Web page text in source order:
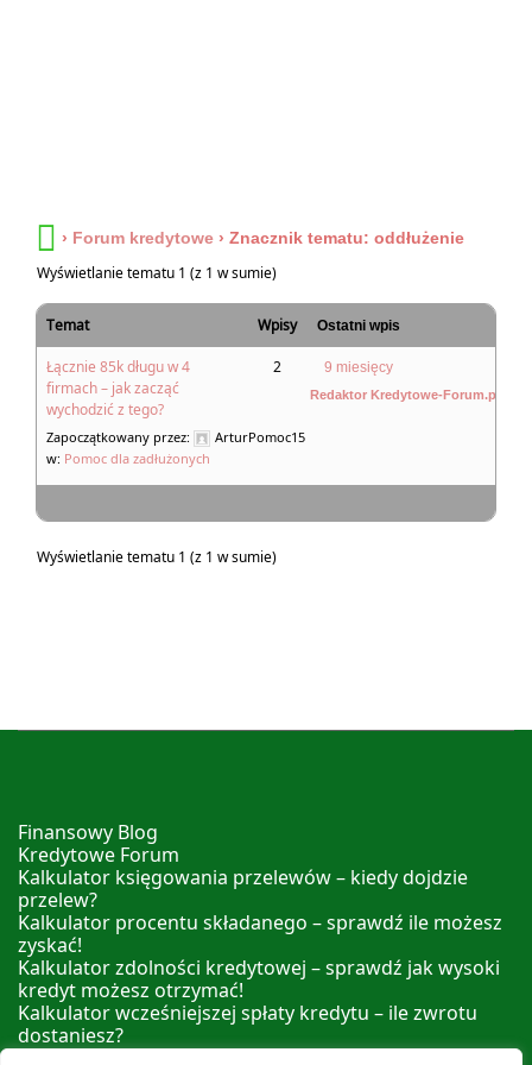
› Forum kredytowe › Znacznik tematu: oddłużenie
Wyświetlanie tematu 1 (z 1 w sumie)
Temat Wpisy Ostatni wpis
Łącznie 85k długu w 4
firmach – jak zacząć
wychodzić z tego?
Zapoczątkowany przez:
ArturPomoc15
w: Pomoc dla zadłużonych
2 9 miesięcy
Redaktor Kredytowe-Forum.pl
Wyświetlanie tematu 1 (z 1 w sumie)
Finansowy Blog
Kredytowe Forum
Kalkulator księgowania przelewów – kiedy dojdzie
przelew?
Kalkulator procentu składanego – sprawdź ile możesz
zyskać!
Kalkulator zdolności kredytowej – sprawdź jak wysoki
kredyt możesz otrzymać!
Kalkulator wcześniejszej spłaty kredytu – ile zwrotu
dostaniesz?